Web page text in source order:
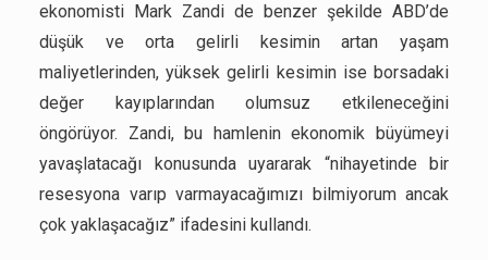
ekonomisti Mark Zandi de benzer şekilde ABD’de
düşük ve orta gelirli kesimin artan yaşam
maliyetlerinden, yüksek gelirli kesimin ise borsadaki
değer kayıplarından olumsuz etkileneceğini
öngörüyor. Zandi, bu hamlenin ekonomik büyümeyi
yavaşlatacağı konusunda uyararak “nihayetinde bir
resesyona varıp varmayacağımızı bilmiyorum ancak
çok yaklaşacağız” ifadesini kullandı.